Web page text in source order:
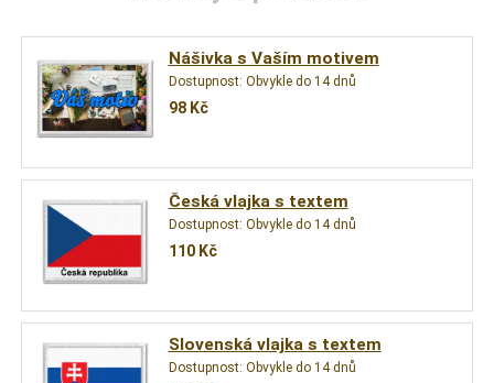
Nášivka s Vaším motivem
Dostupnost: Obvykle do 14 dnů
98 Kč
Česká vlajka s textem
Dostupnost: Obvykle do 14 dnů
110 Kč
Slovenská vlajka s textem
Dostupnost: Obvykle do 14 dnů